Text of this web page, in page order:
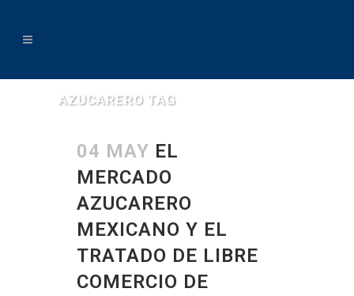
AZUCARERO TAG
04 MAY EL
MERCADO
AZUCARERO
MEXICANO Y EL
TRATADO DE LIBRE
COMERCIO DE